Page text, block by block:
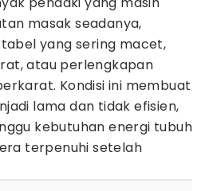
masak seadanya,
yang sering macet,
atau perlengkapan
Kondisi ini membuat
lama dan tidak efisien,
kebutuhan energi tubuh
terpenuhi setelah